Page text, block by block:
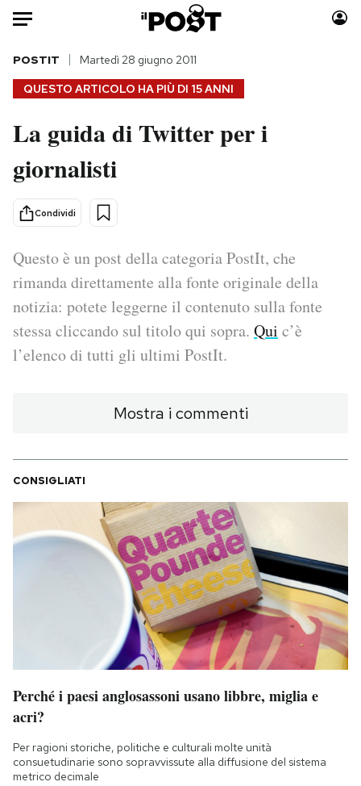
Auto
HOME
Italia
Politica
Tecnologia
Internet
Scienza
Cultura
Moda
Media
Europa
I MIEI PREFERITI
AREA PERSONALE
Area Personale
Regala il Post
Hai bisogno di aiuto?
QUESTO ARTICOLO HA PIÙ DI 15 ANNI
POSTIT Martedì 28 giugno 2011
La guida di Twitter per i
giornalisti
Condividi
Questo è un post della categoria PostIt, che
rimanda direttamente alla fonte originale della
notizia: potete leggerne il contenuto sulla fonte
stessa cliccando sul titolo qui sopra. Qui c’è
l’elenco di tutti gli ultimi PostIt.
Mostra i commenti
CONSIGLIATI
Perché i paesi anglosassoni usano libbre, miglia e
acri?
Per ragioni storiche, politiche e culturali molte unità
consuetudinarie sono sopravvissute alla diffusione del sistema
metrico decimale